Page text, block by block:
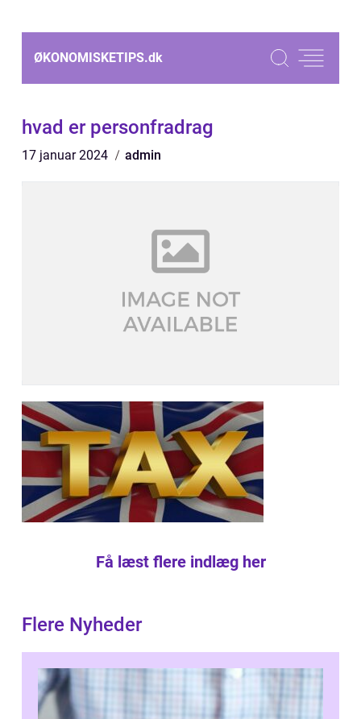
ØKONOMISKETIPS.dk
hvad er personfradrag
17 januar 2024 admin
Få læst flere indlæg her
Flere Nyheder